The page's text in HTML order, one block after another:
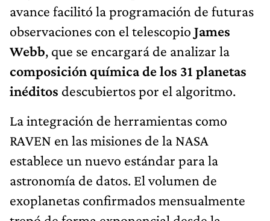
avance facilitó la programación de futuras
observaciones con el telescopio James
Webb, que se encargará de analizar la
composición química de los 31 planetas
inéditos descubiertos por el algoritmo.
La integración de herramientas como
RAVEN en las misiones de la NASA
establece un nuevo estándar para la
astronomía de datos. El volumen de
exoplanetas confirmados mensualmente